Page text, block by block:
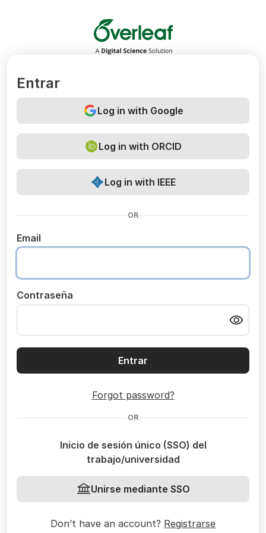
Overleaf
Entrar
Log in with Google
Log in with ORCID
Log in with IEEE
OR
Email
Contraseña
Entrar
Forgot password?
OR
Inicio de sesión único (SSO) del
trabajo/universidad
Unirse mediante SSO
Don’t have an account? Registrarse